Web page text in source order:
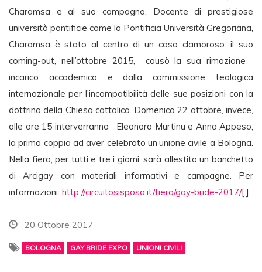
Charamsa e al suo compagno. Docente di prestigiose
università pontificie come la Pontificia Università Gregoriana,
Charamsa è stato al centro di un caso clamoroso: il suo
coming-out, nell’ottobre 2015, causò la sua rimozione
incarico accademico e dalla commissione teologica
internazionale per l’incompatibilità delle sue posizioni con la
dottrina della Chiesa cattolica. Domenica 22 ottobre, invece,
alle ore 15 interverranno Eleonora Murtinu e Anna Appeso,
la prima coppia ad aver celebrato un’unione civile a Bologna.
Nella fiera, per tutti e tre i giorni, sarà allestito un banchetto
di Arcigay con materiali informativi e campagne. Per
informazioni: http://circuitosisposa.it/fiera/gay-bride-2017/[:]
20 Ottobre 2017
BOLOGNA GAY BRIDE EXPO UNIONI CIVILI